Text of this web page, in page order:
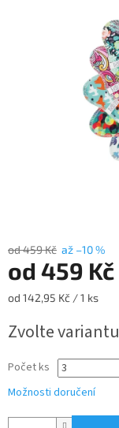
od 459 Kč až –10 %
od 459 Kč
Měrná
od 142,95 Kč / 1 ks
Zvolte variantu
Počet ks
Možnosti doručení